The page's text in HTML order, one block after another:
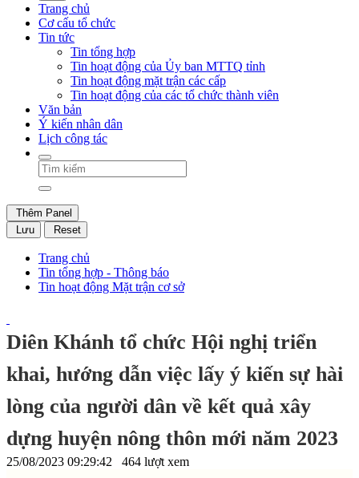
Trang chủ
Cơ cấu tổ chức
Tin tức
Tin tổng hợp
Tin hoạt động của Ủy ban MTTQ tỉnh
Tin hoạt động mặt trận các cấp
Tin hoạt động của các tổ chức thành viên
Văn bản
Ý kiến nhân dân
Lịch công tác
Thêm Panel
Lưu
Reset
Trang chủ
Tin tổng hợp - Thông báo
Tin hoạt động Mặt trận cơ sở
Diên Khánh tổ chức Hội nghị triển
khai, hướng dẫn việc lấy ý kiến sự hài
lòng của người dân về kết quả xây
dựng huyện nông thôn mới năm 2023
25/08/2023 09:29:42 464 lượt xem